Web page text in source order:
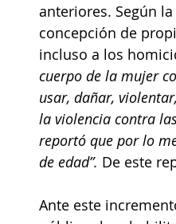
anteriores. Según
concepción de
incluso a los
cuerpo de la mujer
usar, dañar,
la violencia contra
reportó que por lo
de edad”. De este
Ante este